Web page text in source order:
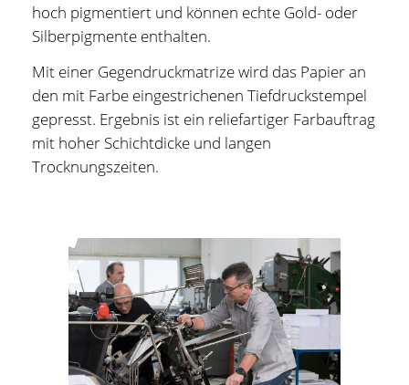
hoch pigmentiert und können echte Gold- oder
Silberpigmente enthalten.
Mit einer Gegendruckmatrize wird das Papier an
den mit Farbe eingestrichenen Tiefdruckstempel
gepresst. Ergebnis ist ein reliefartiger Farbauftrag
mit hoher Schichtdicke und langen
Trocknungszeiten.